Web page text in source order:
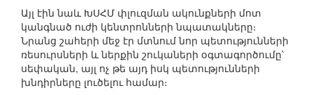
Այլ էին նաև ԽՍՀՄ փլուզման ակունքների մոտ
կանգնած ուժի կենտրոնների նպատակները։
Նրանց շահերի մեջ էր մտնում նոր պետությունների
ռեսուրսների և ներքին շուկաների օգտագործումը՝
սեփական, այլ ոչ թե այդ իսկ պետությունների
խնդիրները լուծելու համար։